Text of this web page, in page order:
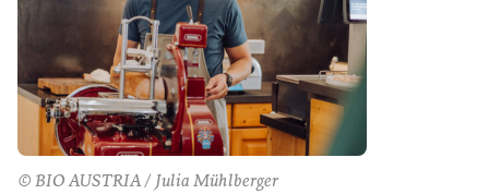
© BIO AUSTRIA / Julia Mühlberger